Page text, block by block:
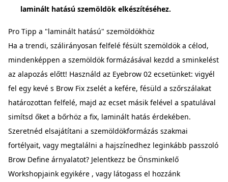
laminált hatású szemöldök elkészítéséhez.
Pro Tipp a "laminált hatású" szemöldökhöz
Ha a trendi, szálirányosan felfelé fésült szemöldök a célod,
mindenképpen a szemöldök formázásával kezdd a sminkelést
az alapozás előtt! Használd az Eyebrow 02 ecsetünket: vigyél
fel egy kevé s Brow Fix zselét a kefére, fésüld a szőrszálakat
határozottan felfelé, majd az ecset másik felével a spatulával
simítsd őket a bőrhöz a fix, laminált hatás érdekében.
Szeretnéd elsajátítani a szemöldökformázás szakmai
fortélyait, vagy megtalálni a hajszínedhez leginkább passzoló
Brow Define árnyalatot? Jelentkezz be Önsminkelő
Workshopjaink egyikére , vagy látogass el hozzánk